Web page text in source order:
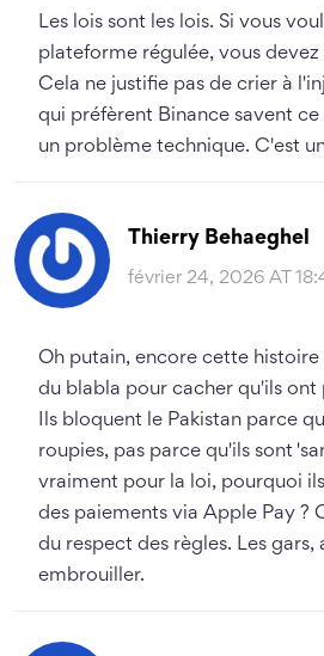
Les lois sont les lois. Si vous
plateforme régulée, vous
Cela ne justifie pas de crier à
qui préfèrent Binance savent
un problème technique. C'est
Thierry Behaeghel
février 24, 2026 AT
Oh putain, encore cette
du blabla pour cacher qu'ils ont
Ils bloquent le Pakistan parce
roupies, pas parce qu'ils sont
vraiment pour la loi, pourquoi
des paiements via Apple Pay ?
du respect des règles. Les gars,
embrouiller.